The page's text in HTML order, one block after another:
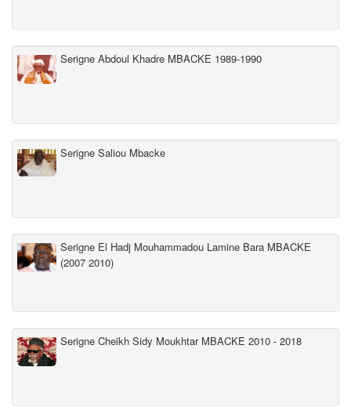
Serigne Abdoul Khadre MBACKE 1989-1990
Serigne Saliou Mbacke
Serigne El Hadj Mouhammadou Lamine Bara MBACKE
(2007 2010)
Serigne Cheikh Sidy Moukhtar MBACKE 2010 - 2018